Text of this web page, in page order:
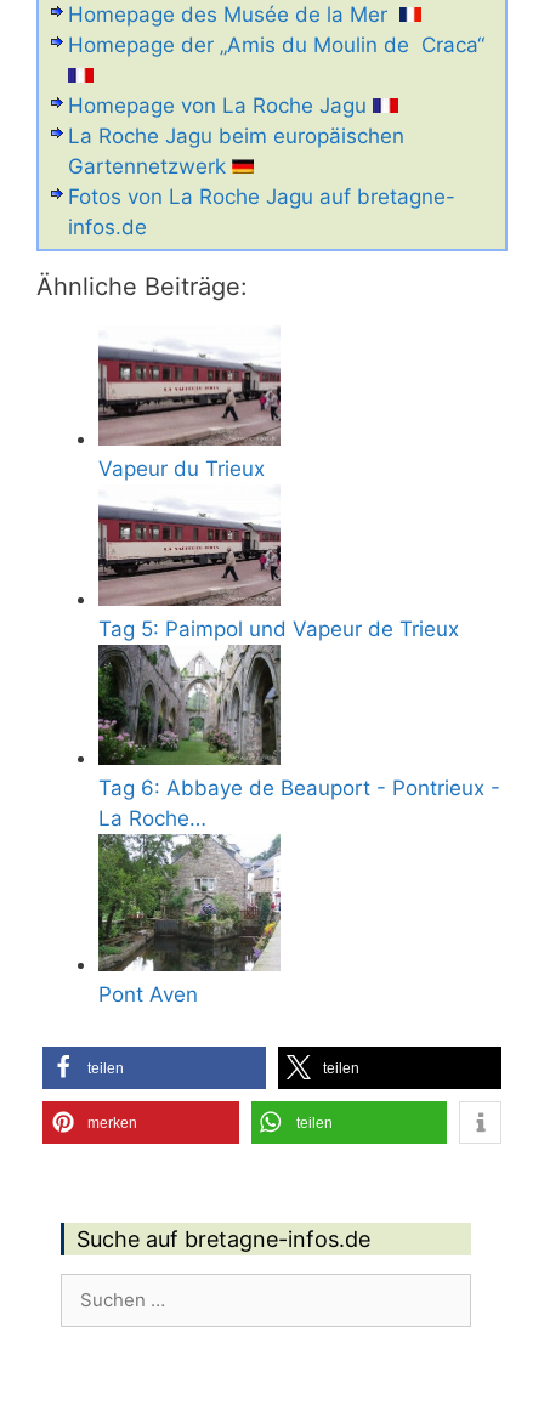
Homepage des Musée de la Mer
Homepage der „Amis du Moulin de Craca“
Homepage von La Roche Jagu
La Roche Jagu beim europäischen
Gartennetzwerk
Fotos von La Roche Jagu auf bretagne-
infos.de
Ähnliche Beiträge:
Vapeur du Trieux
Tag 5: Paimpol und Vapeur de Trieux
Tag 6: Abbaye de Beauport - Pontrieux -
La Roche…
Pont Aven
teilen teilen
merken teilen
Suche auf bretagne-infos.de
nach: